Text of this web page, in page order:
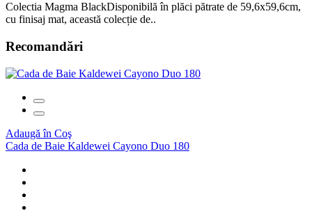
Colectia Magma BlackDisponibilă în plăci pătrate de 59,6x59,6cm,
cu finisaj mat, această colecție de..
Recomandări
Adaugă în Coş
Cada de Baie Kaldewei Cayono Duo 180